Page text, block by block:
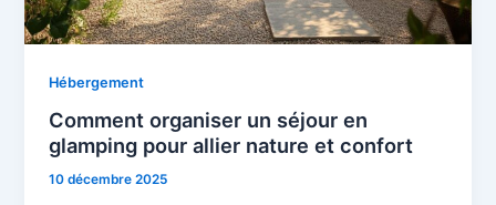
Hébergement
Comment organiser un séjour en
glamping pour allier nature et confort
10 décembre 2025